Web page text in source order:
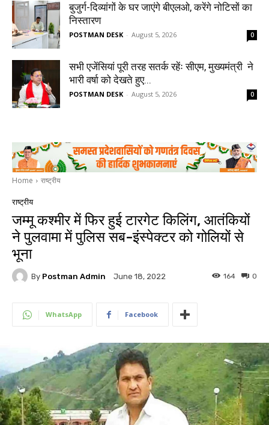
बुजुर्ग-दिव्यांगों के घर जाएंगे बीएलओ, करेंगे नोटिसों का
निस्तारण
POSTMAN DESK - August 5, 2026 0
सभी एजेंसियां पूरी तरह सतर्क रहेंः सीएम, मुख्यमंत्री ने
भारी वर्षा को देखते हुए...
POSTMAN DESK - August 5, 2026 0